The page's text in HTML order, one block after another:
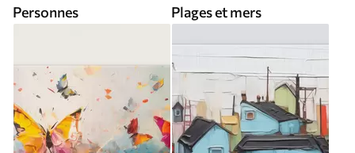
Personnes Plages et mers